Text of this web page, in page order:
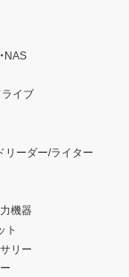
NAS
イブ
リーダー/ライター
機器
ト
リー